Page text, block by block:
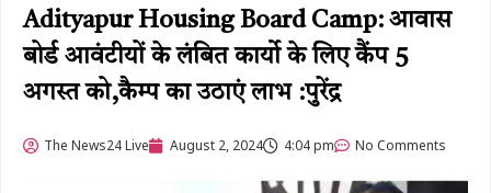
Adityapur Housing Board Camp: आवास
बोर्ड आवंटीयों के लंबित कार्यो के लिए कैंप 5
अगस्त को,कैम्प का उठाएं लाभ :पुरेंद्र
The News24 Live August 2, 2024 4:04 pm No Comments